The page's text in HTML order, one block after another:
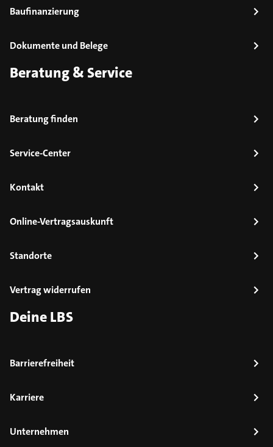
Baufinanzierung
Dokumente und Belege
Beratung & Service
Beratung finden
Service-Center
Kontakt
Online-Vertragsauskunft
Standorte
Vertrag widerrufen
Deine LBS
Barrierefreiheit
Karriere
Unternehmen